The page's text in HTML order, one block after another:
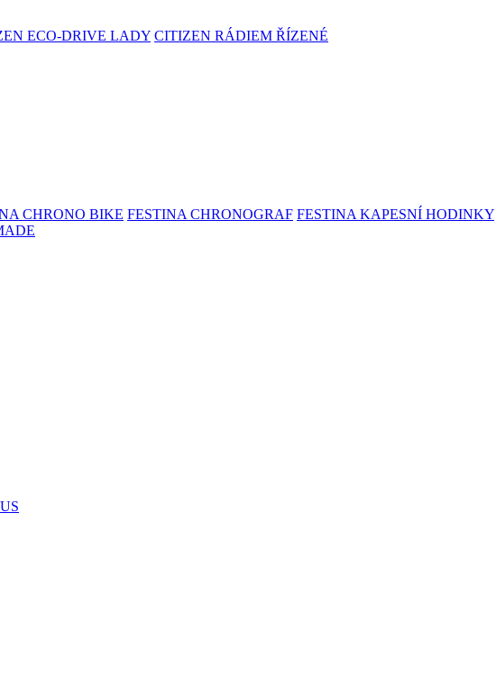
ECO-DRIVE LADY CITIZEN RÁDIEM ŘÍZENÉ
CHRONO BIKE FESTINA CHRONOGRAF FESTINA KAPESNÍ HODINKY